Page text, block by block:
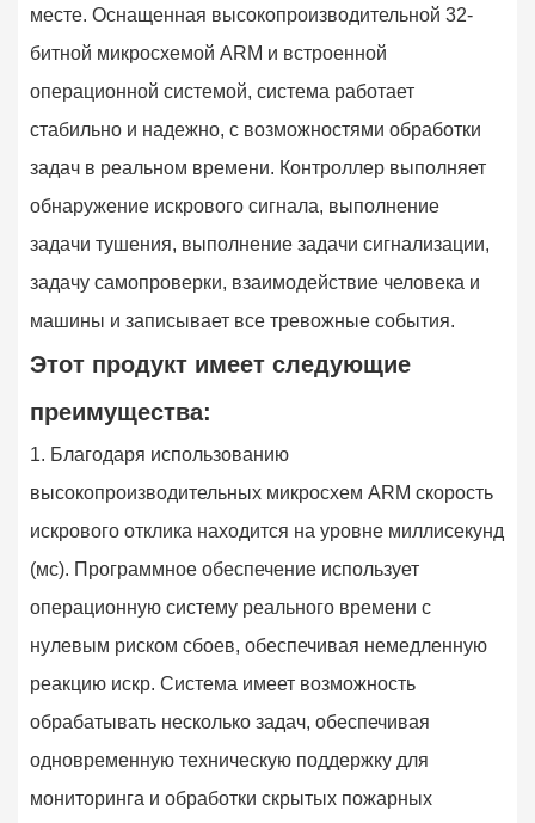
месте. Оснащенная высокопроизводительной 32-
битной микросхемой ARM и встроенной
операционной системой, система работает
стабильно и надежно, с возможностями обработки
задач в реальном времени. Контроллер выполняет
обнаружение искрового сигнала, выполнение
задачи тушения, выполнение задачи сигнализации,
задачу самопроверки, взаимодействие человека и
машины и записывает все тревожные события.
Этот продукт имеет следующие
преимущества:
1. Благодаря использованию
высокопроизводительных микросхем ARM скорость
искрового отклика находится на уровне миллисекунд
(мс). Программное обеспечение использует
операционную систему реального времени с
нулевым риском сбоев, обеспечивая немедленную
реакцию искр. Система имеет возможность
обрабатывать несколько задач, обеспечивая
одновременную техническую поддержку для
мониторинга и обработки скрытых пожарных